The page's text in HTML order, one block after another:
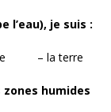
l’eau), je suis :
– la terre
humides